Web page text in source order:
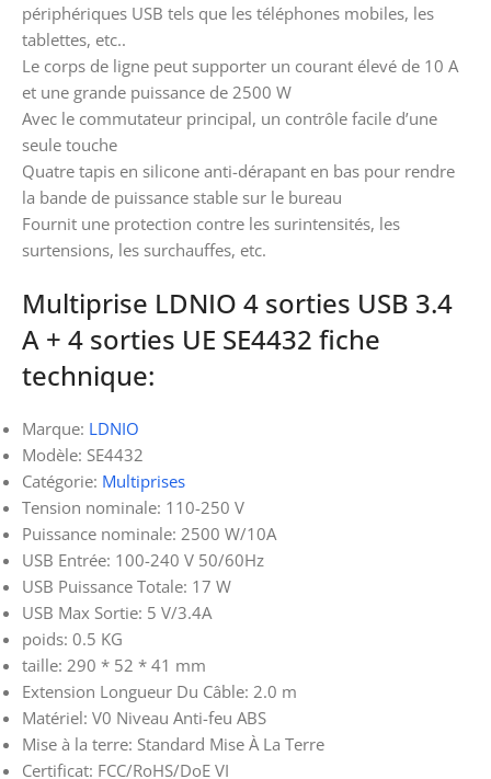
périphériques USB tels que les téléphones mobiles, les
tablettes, etc..
Le corps de ligne peut supporter un courant élevé de 10 A
et une grande puissance de 2500 W
Avec le commutateur principal, un contrôle facile d’une
seule touche
Quatre tapis en silicone anti-dérapant en bas pour rendre
la bande de puissance stable sur le bureau
Fournit une protection contre les surintensités, les
surtensions, les surchauffes, etc.
Multiprise LDNIO 4 sorties USB 3.4
A + 4 sorties UE SE4432 fiche
technique:
Marque: LDNIO
Modèle: SE4432
Catégorie: Multiprises
Tension nominale: 110-250 V
Puissance nominale: 2500 W/10A
USB Entrée: 100-240 V 50/60Hz
USB Puissance Totale: 17 W
USB Max Sortie: 5 V/3.4A
poids: 0.5 KG
taille: 290 * 52 * 41 mm
Extension Longueur Du Câble: 2.0 m
Matériel: V0 Niveau Anti-feu ABS
Mise à la terre: Standard Mise À La Terre
Certificat: FCC/RoHS/DoE VI